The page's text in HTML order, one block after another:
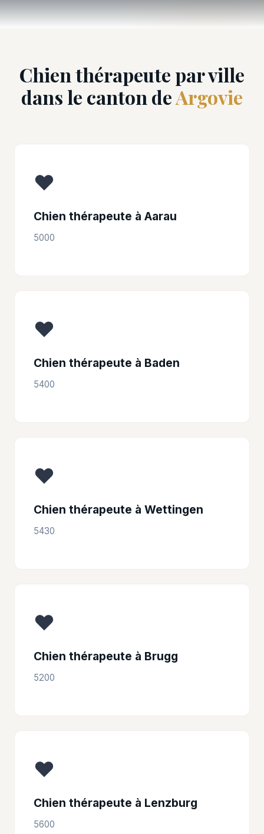
Chien thérapeute par ville
dans le canton deArgovie
❤️
Chien thérapeute à Aarau
5000
❤️
Chien thérapeute à Baden
5400
❤️
Chien thérapeute à Wettingen
5430
❤️
Chien thérapeute à Brugg
5200
❤️
Chien thérapeute à Lenzburg
5600